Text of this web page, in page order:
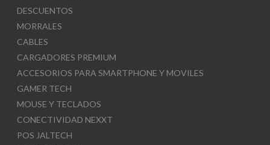
DESCUENTOS
MORRALES
CABLES
CARGADORES PREMIUM
ACCESORIOS PARA SMARTPHONE Y MOVILES
GAMER TECH
MOUSE Y TECLADOS
CONECTIVIDAD NEXXT
POS JALTECH